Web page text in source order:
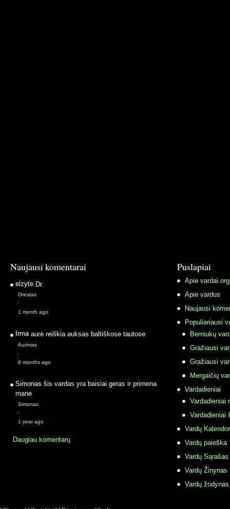
Naujausi komentarai
elzyte Dr.
Orestas
·
1 month ago
Irma aurė reiškia auksas baltiškose tautose
Aurimas
·
8 months ago
Simonas šis vardas yra baisiai geras ir primena
mane
Simonas
·
1 year ago
Daugiau komentarų
Puslapiai
Apie vardai.org
Apie vardus
Naujausi
Populiariausi
Berniukų
Gražiausi
Gražiausi
Mergaičių
Vardadieniai
Vardadieniai
Vardadieniai
Vardų
Vardų paieška
Vardų Sąrašas
Vardų Žinynas
Vardų